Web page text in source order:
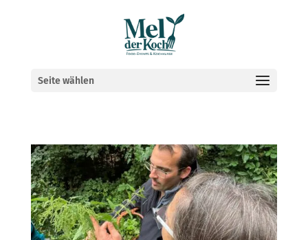
Seite wählen